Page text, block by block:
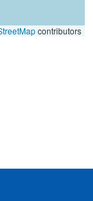
contributors